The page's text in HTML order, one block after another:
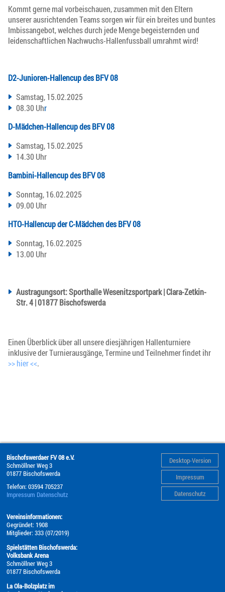
Kommt gerne mal vorbeischauen, zusammen mit den Eltern
unserer ausrichtenden Teams sorgen wir für ein breites und buntes
Imbissangebot, welches durch jede Menge begeisternden und
leidenschaftlichen Nachwuchs-Hallenfussball umrahmt wird!
D2-Junioren-Hallencup des BFV 08
Samstag, 15.02.2025
08.30 Uhr
D-Mädchen-Hallencup des BFV 08
Samstag, 15.02.2025
14.30 Uhr
Bambini-Hallencup des BFV 08
Sonntag, 16.02.2025
09.00 Uhr
HTO-Hallencup der C-Mädchen des BFV 08
Sonntag, 16.02.2025
13.00 Uhr
Austragungsort: Sporthalle Wesenitzsportpark | Clara-Zetkin-
Str. 4 | 01877 Bischofswerda
Einen Überblick über all unsere diesjährigen Hallenturniere
inklusive der Turnierausgänge, Termine und Teilnehmer findet ihr
>> hier <<.
Desktop-Version
Impressum
Datenschutz
Bischofswerdaer FV 08 e.V.
Schmöllner Weg 3
01877 Bischofswerda
Telefon:03594 705237
Impressum Datenschutz
Vereinsinformationen:
Gegründet: 1908
Mitglieder: 333 (07/2019)
Spielstätten Bischofswerda:
Volksbank Arena
Schmöllner Weg 3
01877 Bischofswerda
La Ola-Bolzplatz im